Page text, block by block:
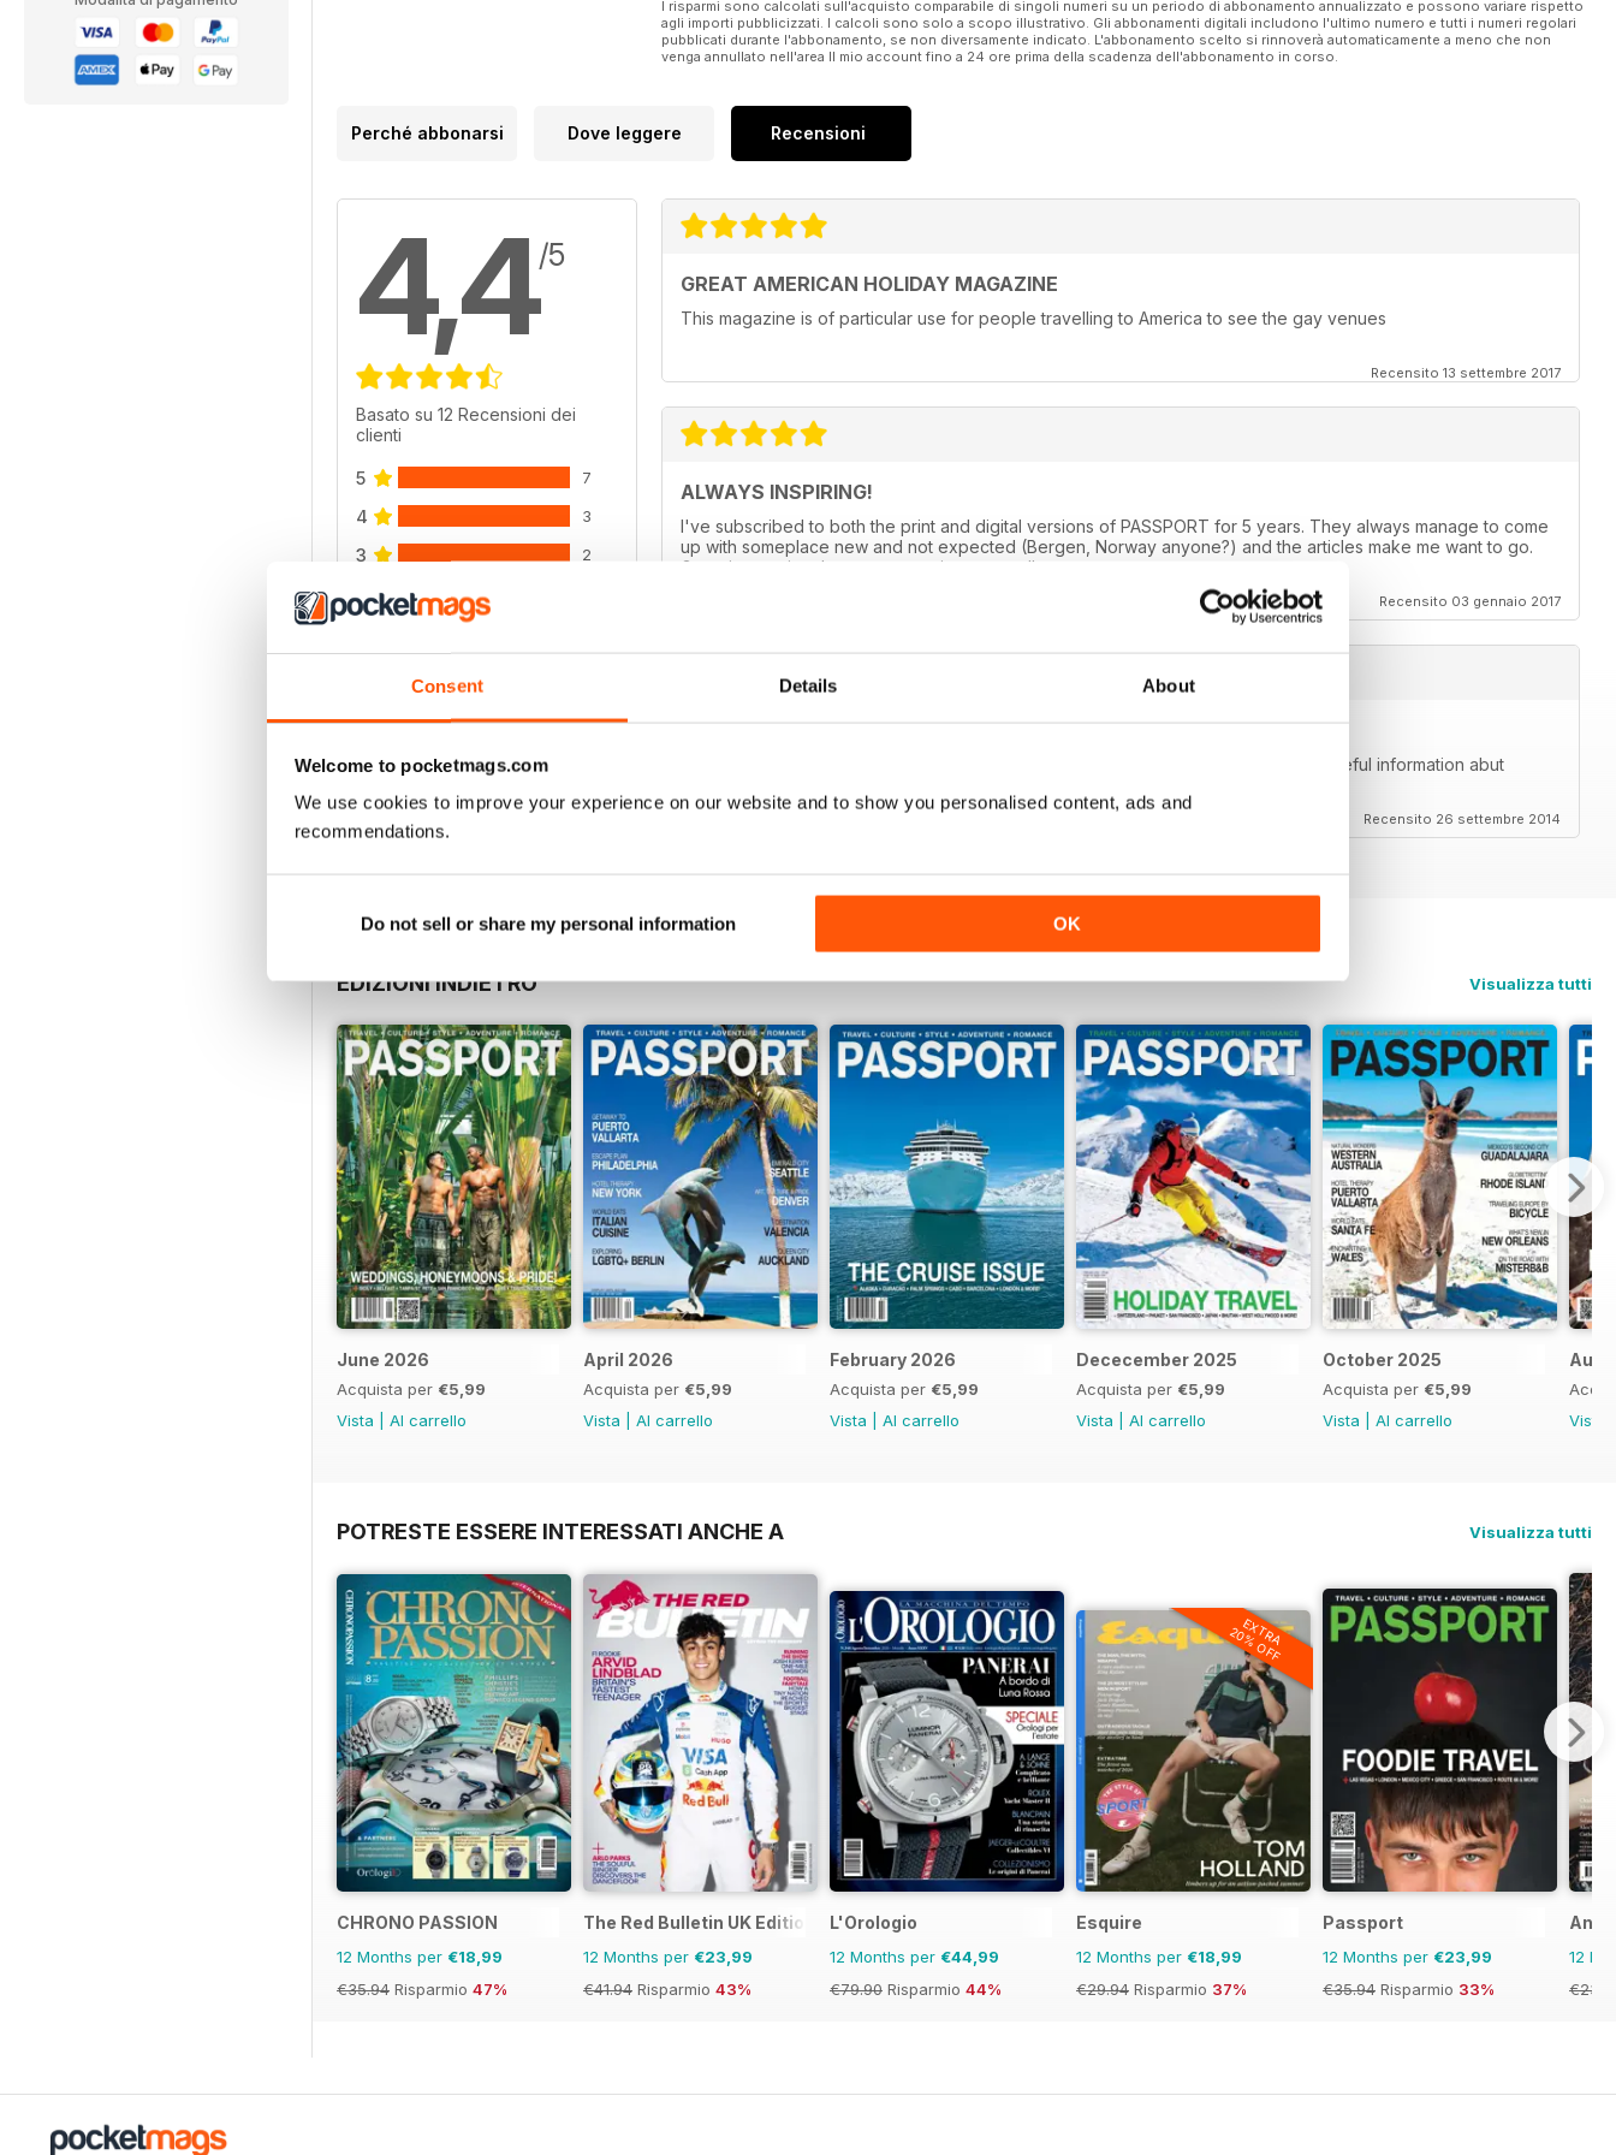
Consent Details About
Welcome to pocketmags.com
We use cookies to improve your experience on our website and to show you personalised content, ads and
recommendations.
Do not sell or share my personal information OK
I risparmi sono calcolati sull'acquisto comparabile di singoli numeri su un periodo di abbonamento annualizzato e possono variare rispetto
agli importi pubblicizzati. I calcoli sono solo a scopo illustrativo. Gli abbonamenti digitali includono l'ultimo numero e tutti i numeri regolari
pubblicati durante l'abbonamento, se non diversamente indicato. L'abbonamento scelto si rinnoverà automaticamente a meno che non
venga annullato nell'area Il mio account fino a 24 ore prima della scadenza dell'abbonamento in corso.
Perché abbonarsi Dove leggere Recensioni
4,4/5
Basato su 12 Recensioni dei
clienti
5 7
4 3
3 2
2
GREAT AMERICAN HOLIDAY MAGAZINE
This magazine is of particular use for people travelling to America to see the gay venues
Recensito 13 settembre 2017
ALWAYS INSPIRING!
I've subscribed to both the print and digital versions of PASSPORT for 5 years. They always manage to come
up with someplace new and not expected (Bergen, Norway anyone?) and the articles make me want to go.
Great international restaurant reviews as well.
Recensito 03 gennaio 2017
REALLY GOOD MAGAZINE!
I love to travel and this magazine always inspires me. Beautiful photos and great, useful information abut
Recensito 26 settembre 2014
EDIZIONI INDIETRO Visualizza tutti
June 2026
Acquista per €5,99
Vista
Al carrello
April 2026
Acquista per €5,99
Vista
Al carrello
February 2026
Acquista per €5,99
Vista
Al carrello
Dececember 2025
Acquista per €5,99
Vista
Al carrello
October 2025
Acquista per €5,99
Vista
Al carrello
Vista
POTRESTE ESSERE INTERESSATI ANCHE A Visualizza tutti
CHRONO PASSION
12 Months per €18,99
€35.94 Risparmio 47%
The Red Bulletin UK Edition
12 Months per €23,99
€41.94 Risparmio 43%
L'Orologio
12 Months per €44,99
€79.90 Risparmio 44%
EXTRA
20% OFF
Esquire
12 Months per €18,99
€29.94 Risparmio 37%
Passport
12 Months per €23,99
€35.94 Risparmio 33%
12